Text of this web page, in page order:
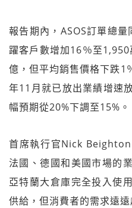
報告期內，ASOS訂單總
躍客戶數增加16％至
億，但平均銷售價格下跌1
年11月就已放出業績增速
幅預期從20%下調至15%。
首席執行官Nick
法國、德國和美國市場的
亞特蘭大倉庫完全投入使
供給，但消費者的需求遠遠